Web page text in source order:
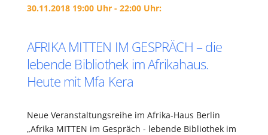
30.11.2018 19:00 Uhr - 22:00 Uhr:
AFRIKA MITTEN IM GESPRÄCH – die
lebende Bibliothek im Afrikahaus.
Heute mit Mfa Kera
Neue Veranstaltungsreihe im Afrika-Haus Berlin
„Afrika MITTEN im Gespräch - lebende Bibliothek im